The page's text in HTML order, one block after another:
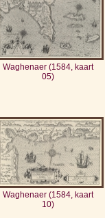
Waghenaer (1584, kaart
05)
Waghenaer (1584, kaart
10)